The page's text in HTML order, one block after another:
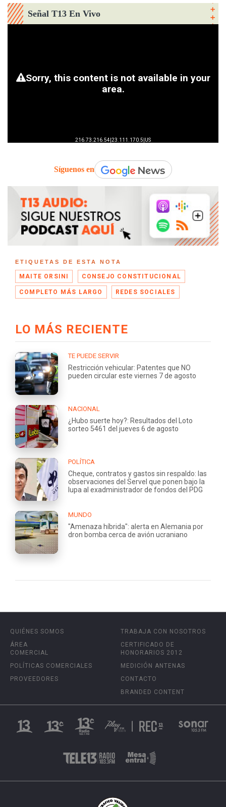
Señal T13 En Vivo
Síguenos en
ETIQUETAS DE ESTA NOTA
MAITE ORSINI CONSEJO CONSTITUCIONAL
COMPLETO MÁS LARGO REDES SOCIALES
LO MÁS RECIENTE
TE PUEDE SERVIR
Restricción vehicular: Patentes que NO
pueden circular este viernes 7 de agosto
NACIONAL
¿Hubo suerte hoy?: Resultados del Loto
sorteo 5461 del jueves 6 de agosto
POLÍTICA
Cheque, contratos y gastos sin respaldo: las
observaciones del Servel que ponen bajo la
lupa al exadministrador de fondos del PDG
MUNDO
"Amenaza híbrida": alerta en Alemania por
dron bomba cerca de avión ucraniano
QUIÉNES SOMOS
ÁREA
COMERCIAL
POLÍTICAS COMERCIALES
PROVEEDORES
TRABAJA CON NOSOTROS
CERTIFICADO DE
HONORARIOS 2012
MEDICIÓN ANTENAS
CONTACTO
BRANDED CONTENT